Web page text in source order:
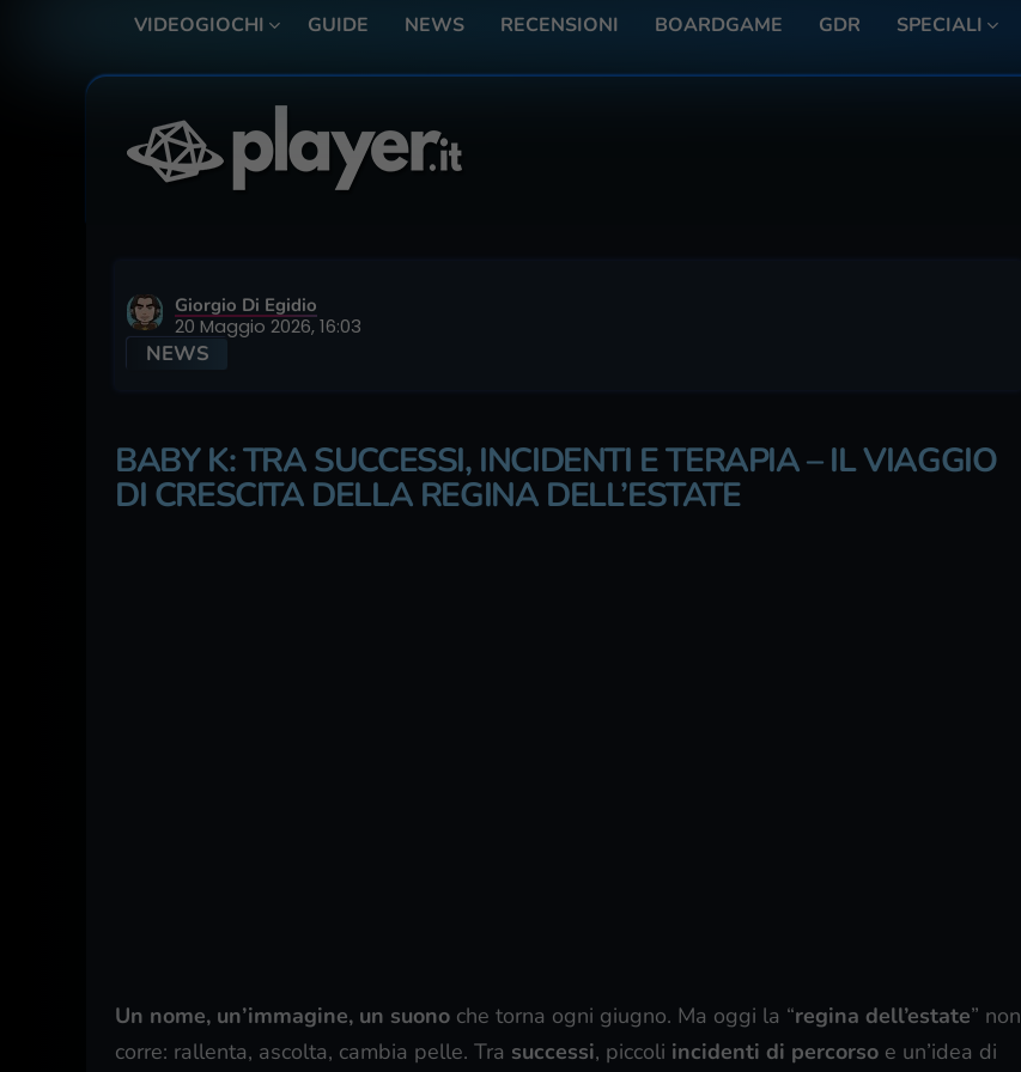
VIDEOGIOCHI GUIDE NEWS RECENSIONI BOARDGAME GDR SPECIALI
Giorgio Di Egidio
20 Maggio 2026, 16:03
NEWS
BABY K: TRA SUCCESSI, INCIDENTI E TERAPIA – IL VIAGGIO
DI CRESCITA DELLA REGINA DELL’ESTATE
Un nome, un’immagine, un suono che torna ogni giugno. Ma oggi la “regina dell’estate” non
corre: rallenta, ascolta, cambia pelle. Tra successi, piccoli incidenti di percorso e un’idea di